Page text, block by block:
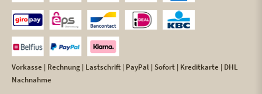
Vorkasse | Rechnung | Lastschrift | PayPal | Sofort | Kreditkarte | DHL
Nachnahme